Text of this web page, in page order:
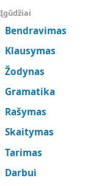
Įgūdžiai
Bendravimas
Klausymas
Žodynas
Gramatika
Rašymas
Skaitymas
Tarimas
Darbui